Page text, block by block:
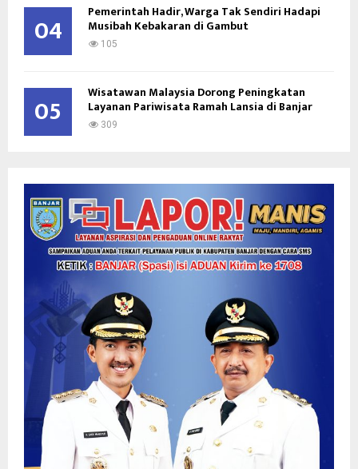
04 Pemerintah Hadir, Warga Tak Sendiri Hadapi
Musibah Kebakaran di Gambut
105
05 Wisatawan Malaysia Dorong Peningkatan
Layanan Pariwisata Ramah Lansia di Banjar
309